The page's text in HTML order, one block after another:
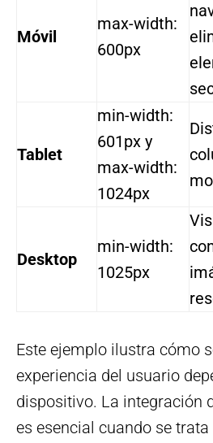
Móvil
max-width:
600px
Tablet
min-width:
601px y
max-width:
1024px
Desktop
min-width:
1025px
Este ejemplo ilustra cómo
experiencia del usuario
dispositivo. La integración
es esencial cuando se